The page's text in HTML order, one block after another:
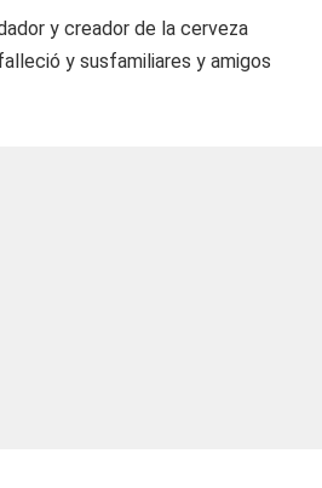
y creador de la cerveza
y susfamiliares y amigos